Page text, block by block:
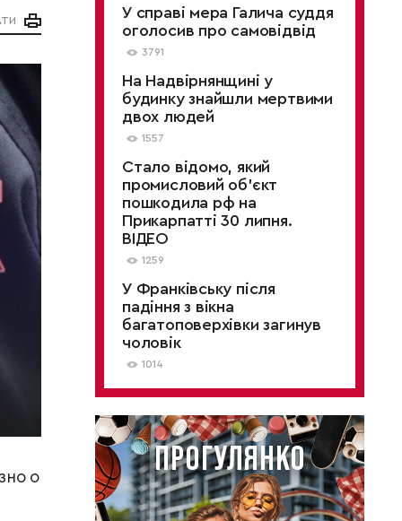
о
У справі мера Галича суддя
оголосив про самовідвід
3791
На Надвірнянщині у
будинку знайшли мертвими
двох людей
1557
Стало відомо, який
промисловий об’єкт
пошкодила рф на
Прикарпатті 30 липня.
ВІДЕО
1259
У Франківську після
падіння з вікна
багатоповерхівки загинув
чоловік
1014